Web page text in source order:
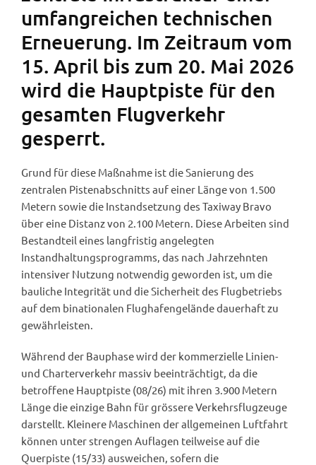
umfangreichen technischen
Erneuerung. Im Zeitraum vom
15. April bis zum 20. Mai 2026
wird die Hauptpiste für den
gesamten Flugverkehr
gesperrt.
Grund für diese Maßnahme ist die Sanierung des
zentralen Pistenabschnitts auf einer Länge von 1.500
Metern sowie die Instandsetzung des Taxiway Bravo
über eine Distanz von 2.100 Metern. Diese Arbeiten sind
Bestandteil eines langfristig angelegten
Instandhaltungsprogramms, das nach Jahrzehnten
intensiver Nutzung notwendig geworden ist, um die
bauliche Integrität und die Sicherheit des Flugbetriebs
auf dem binationalen Flughafengelände dauerhaft zu
gewährleisten.
Während der Bauphase wird der kommerzielle Linien-
und Charterverkehr massiv beeinträchtigt, da die
betroffene Hauptpiste (08/26) mit ihren 3.900 Metern
Länge die einzige Bahn für grössere Verkehrsflugzeuge
darstellt. Kleinere Maschinen der allgemeinen Luftfahrt
können unter strengen Auflagen teilweise auf die
Querpiste (15/33) ausweichen, sofern die